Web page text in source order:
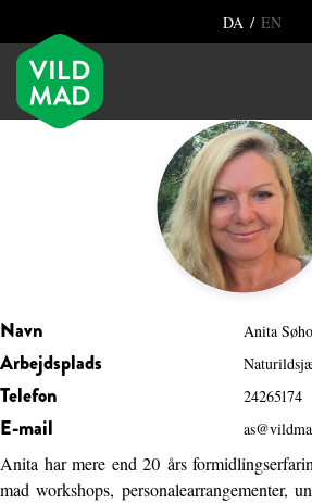
DA / EN
Navn Anita
Arbejdsplads
Telefon 24265174
E-mail
Anita har mere end 20 års
mad workshops, personalearrangementer,